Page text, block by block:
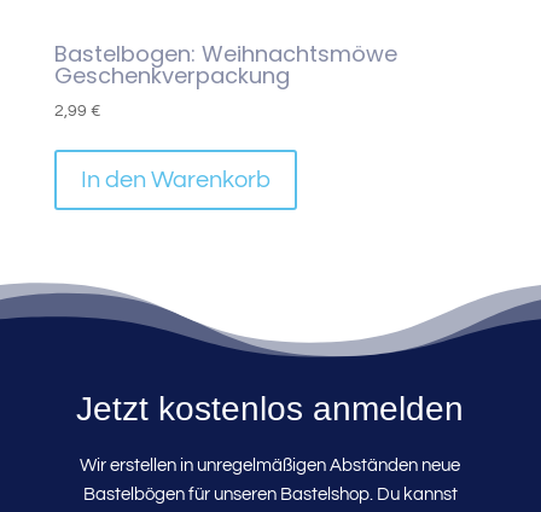
Bastelbogen: Weihnachtsmöwe
Geschenkverpackung
2,99 €
In den Warenkorb
Jetzt kostenlos anmelden
Wir erstellen in unregelmäßigen Abständen neue
Bastelbögen für unseren Bastelshop. Du kannst